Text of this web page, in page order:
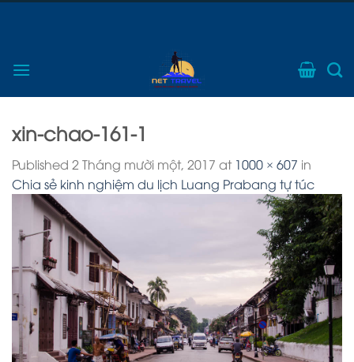
xin-chao-161-1
Published 2 Tháng mười một, 2017 at 1000 × 607 in
Chia sẻ kinh nghiệm du lịch Luang Prabang tự túc